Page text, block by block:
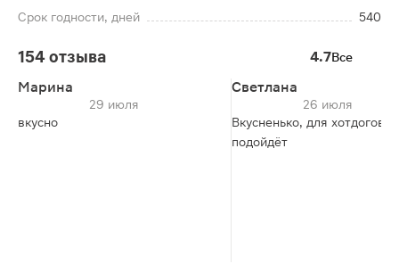
Срок годности, дней 540
154 отзыва 4.7Все
Марина
29 июля
вкусно
Светлана
26 июля
Вкусненько, для хотдогов
подойдёт